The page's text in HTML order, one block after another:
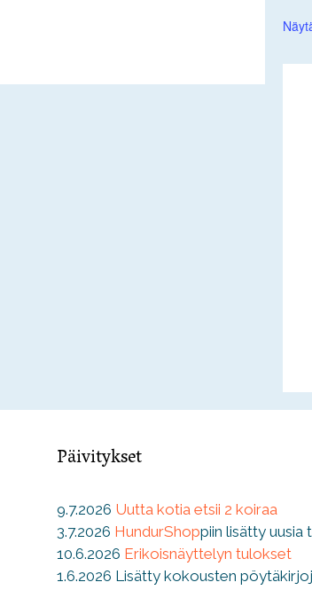
Päivitykset
9.7.2026 Uutta kotia etsii 2 koiraa
3.7.2026 HundurShoppiin lisätty uusia
10.6.2026 Erikoisnäyttelyn tulokset
1.6.2026 Lisätty kokousten